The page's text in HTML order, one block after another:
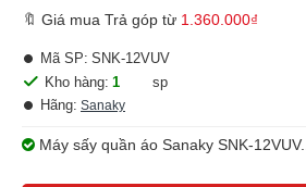
🔖 Giá mua Trả góp từ 1.360.000₫
Kho hàng: 1
sp
Hãng: Sanaky
Mã SP: SNK-12VUV
Máy sấy quần áo Sanaky SNK-12VUV...